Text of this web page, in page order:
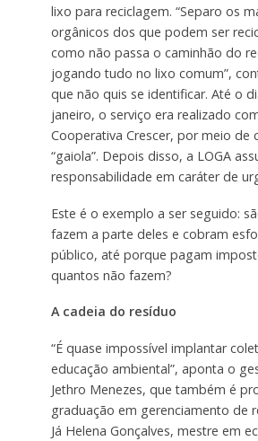
lixo para reciclagem. “Separo os
orgânicos dos que podem ser
como não passa o caminhão do
jogando tudo no lixo comum”,
que não quis se identificar. Até o
janeiro, o serviço era realizado
Cooperativa Crescer, por meio de
“gaiola”. Depois disso, a LOGA
responsabilidade em caráter de
Este é o exemplo a ser seguido:
fazem a parte deles e cobram
público, até porque pagam
quantos não fazem?
A cadeia do resíduo
“É quase impossível implantar
educação ambiental”, aponta o
Jethro Menezes, que também é
graduação em gerenciamento de
Já Helena Gonçalves, mestre em